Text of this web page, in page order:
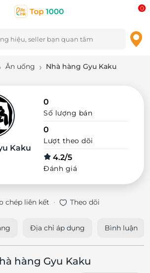
0
Ăn uống Nhà hàng Gyu Kaku
Kaku
0
Số lượng bán
0
Lượt theo dõi
4.2/5
Đánh giá
chép liên kết · Theo dõi
Địa chỉ áp dụng Bình luận
hàng Gyu Kaku